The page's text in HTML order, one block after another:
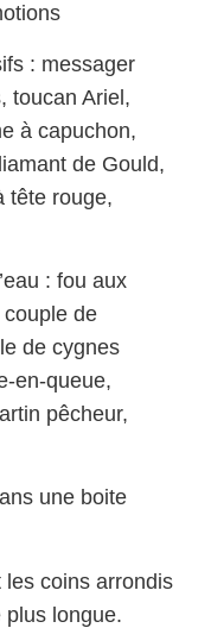
: messager
toucan Ariel,
à capuchon,
de Gould,
tête rouge,
: fou aux
de
de cygnes
en-queue,
pêcheur,
une boite
coins arrondis
plus longue.